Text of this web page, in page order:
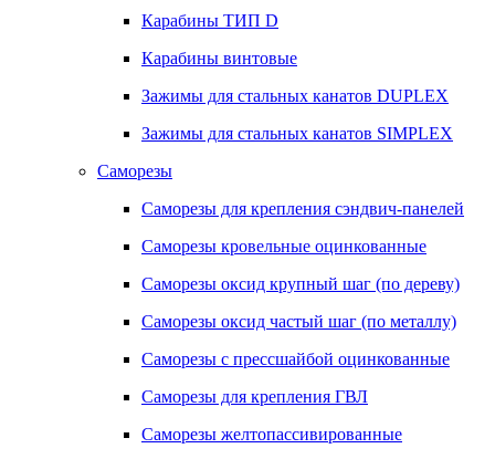
Карабины ТИП D
Карабины винтовые
Зажимы для стальных канатов DUPLEX
Зажимы для стальных канатов SIMPLEX
Саморезы
Саморезы для крепления сэндвич-панелей
Саморезы кровельные оцинкованные
Саморезы оксид крупный шаг (по дереву)
Саморезы оксид частый шаг (по металлу)
Саморезы с прессшайбой оцинкованные
Саморезы для крепления ГВЛ
Саморезы желтопассивированные